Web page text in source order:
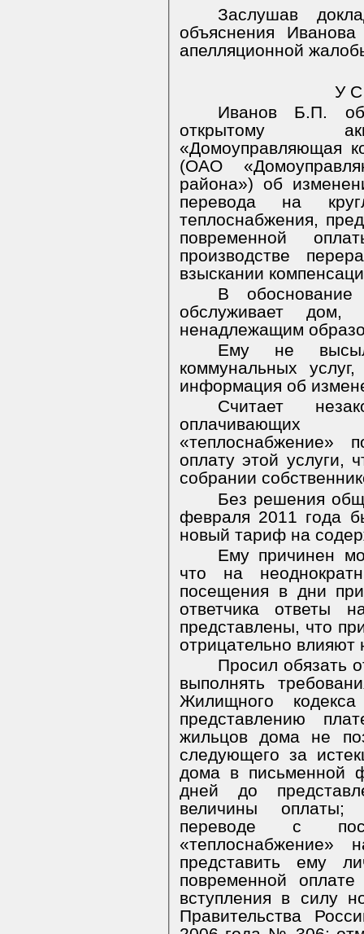
Заслушав
объяснения
апелляционной
У
Иванов Б.П.
открытому
«Домоуправляющая
(ОАО
района») об
перевода на
теплоснабжения,
повременной
производстве
взыскании
В обоснование
обслуживает
ненадлежащим
Ему не
коммунальных
информация об
Считает
оплачивающих
«теплоснабжение»
оплату этой услуги,
собрании
Без решения
февраля 2011 года
новый тариф на
Ему причинен
что на
посещения в дни
ответчика ответы
представлены, что
отрицательно влияют
Просил обязать
выполнять
Жилищного
представлению
жильцов дома не
следующего за
дома в письменной
дней до
величины оплаты;
переводе с
«теплоснабжение»
представить ему
повременной
вступления в силу
Правительства